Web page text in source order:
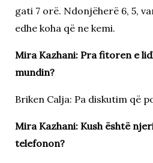
gati 7 orë. Ndonjëherë 6, 5,
edhe koha që ne kemi.
Mira Kazhani: Pra fitoren e
mundin?
Briken Calja: Pa diskutim që
Mira Kazhani: Kush është
telefonon?